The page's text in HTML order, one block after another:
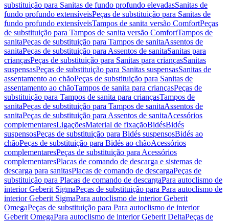
substituição para Sanitas de fundo profundo elevadasSanitas de
fundo profundo extensíveisPeças de substituição para Sanitas de
fundo profundo extensíveisTampos de sanita versão ComfortPeças
de substituição para Tampos de sanita versão ComfortTampos de
sanitaPeças de substituição para Tampos de sanitaAssentos de
sanitaPeças de substituição para Assentos de sanitaSanitas para
criançasPeças de substituição para Sanitas para criançasSanitas
suspensasPeças de substituição para Sanitas suspensasSanitas de
assentamento ao chãoPeças de substituição para Sanitas de
assentamento ao chãoTampos de sanita para criançasPeças de
substituição para Tampos de sanita para criançasTampos de
sanitaPeças de substituição para Tampos de sanitaAssentos de
sanitaPeças de substituição para Assentos de sanitaAcessórios
complementaresLigaçõesMaterial de fixaçãoBidésBidés
suspensosPeças de substituição para Bidés suspensosBidés ao
chãoPeças de substituição para Bidés ao chãoAcessórios
complementaresPeças de substituição para Acessórios
complementaresPlacas de comando de descarga e sistemas de
descarga para sanitasPlacas de comando de descargaPeças de
substituição para Placas de comando de descargaPara autoclismo de
interior Geberit SigmaPeças de substituição para Para autoclismo de
interior Geberit SigmaPara autoclismo de interior Geberit
OmegaPeças de substituição para Para autoclismo de interior
Geberit OmegaPara autoclismo de interior Geberit DeltaPeças de